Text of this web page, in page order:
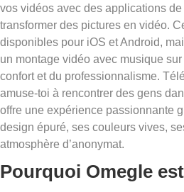
vos vidéos avec des applications
transformer des pictures en vidéo.
disponibles pour iOS et Android,
un montage vidéo avec musique
confort et du professionnalisme.
amuse-toi à rencontrer des gens
offre une expérience passionnante
design épuré, ses couleurs vives,
atmosphère d’anonymat.
Pourquoi Omegle